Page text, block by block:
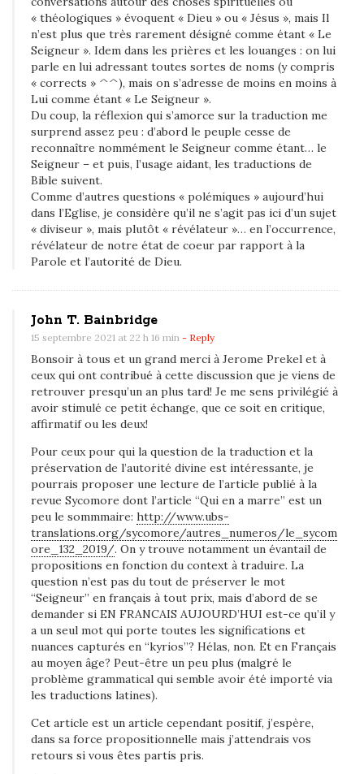
« théologiques » évoquent « Dieu » ou « Jésus », mais Il
n’est plus que très rarement désigné comme étant « Le
Seigneur ». Idem dans les prières et les louanges : on lui
parle en lui adressant toutes sortes de noms (y compris
« corrects » ^^), mais on s’adresse de moins en moins à
Lui comme étant « Le Seigneur ».
Du coup, la réflexion qui s’amorce sur la traduction me
surprend assez peu : d’abord le peuple cesse de
reconnaître nommément le Seigneur comme étant… le
Seigneur – et puis, l’usage aidant, les traductions de
Bible suivent.
Comme d’autres questions « polémiques » aujourd’hui
dans l’Eglise, je considère qu’il ne s’agit pas ici d’un sujet
« diviseur », mais plutôt « révélateur »… en l’occurrence,
révélateur de notre état de coeur par rapport à la
Parole et l’autorité de Dieu.
John T. Bainbridge
15 septembre 2021 at 22 h 16 min - Reply
Bonsoir à tous et un grand merci à Jerome Prekel et à
ceux qui ont contribué à cette discussion que je viens de
retrouver presqu’un an plus tard! Je me sens privilégié à
avoir stimulé ce petit échange, que ce soit en critique,
affirmatif ou les deux!
Pour ceux pour qui la question de la traduction et la
préservation de l’autorité divine est intéressante, je
pourrais proposer une lecture de l’article publié à la
revue Sycomore dont l’article “Qui en a marre” est un
peu le sommmaire: http://www.ubs-
translations.org/sycomore/autres_numeros/le_sycom
ore_132_2019/. On y trouve notamment un évantail de
propositions en fonction du context à traduire. La
question n’est pas du tout de préserver le mot
“Seigneur” en français à tout prix, mais d’abord de se
demander si EN FRANCAIS AUJOURD’HUI est-ce qu’il y
a un seul mot qui porte toutes les significations et
nuances capturés en “kyrios”? Hélas, non. Et en Français
au moyen âge? Peut-être un peu plus (malgré le
problème grammatical qui semble avoir été importé via
les traductions latines).
Cet article est un article cependant positif, j’espère,
dans sa force propositionnelle mais j’attendrais vos
retours si vous êtes partis pris.